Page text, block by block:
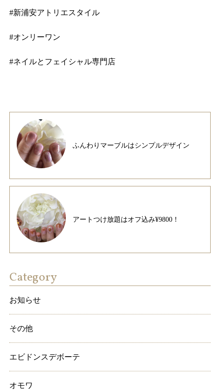
#新浦安アトリエスタイル
#オンリーワン
#ネイルとフェイシャル専門店
ふんわりマーブルはシンプルデザイン
アートつけ放題はオフ込み¥9800！
Category
お知らせ
その他
エビドンスデボーテ
オモワ